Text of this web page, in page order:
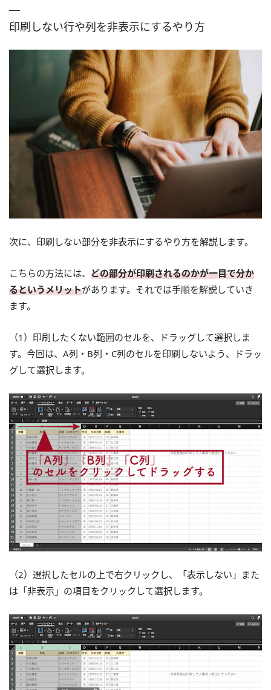
印刷しない行や列を非表示にするやり方
次に、印刷しない部分を非表示にするやり方を解説します。
こちらの方法には、 どの部分が印刷されるのかが一目で分か
るというメリットがあります。それでは手順を解説していき
ます。
（1）印刷したくない範囲のセルを、ドラッグして選択しま
す。今回は、A列・B列・C列のセルを印刷しないよう、ドラッ
グして選択します。
（2）選択したセルの上で右クリックし、「表示しない」また
は「非表示」の項目をクリックして選択します。